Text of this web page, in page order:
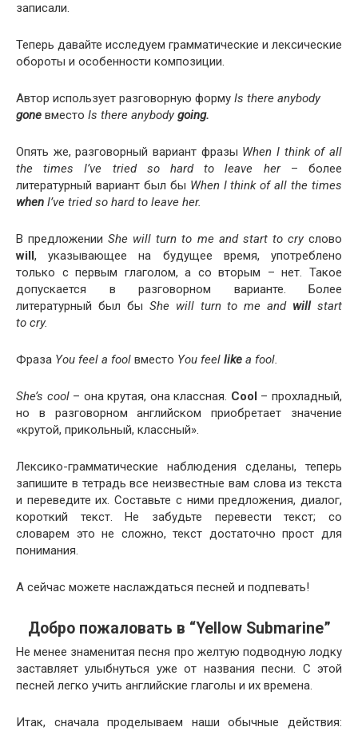
записали.
Теперь давайте исследуем грамматические и лексические
обороты и особенности композиции.
Автор использует разговорную форму Is there any­body
gone вместо Is there any­bodygoing.
Опять же, разговорный вариант фразы When I think of all
the times I’ve tried so hard to leave her– более
литературный вариант был бы When I think of all the times
when I’ve tried so hard to leave her.
В предложенииShe willturnto me and start to cryслово
will, указывающее на будущее время, употреблено
только с первым глаголом, а со вторым – нет. Такое
допускается в разговорном варианте. Более
литературный был бы She will turn to me and willstart
to cry.
Фраза You feel a fool вместо You feel like a fool.
She’s cool– она крутая, она классная. Cool – прохладный,
но в разговорном английском приобретает значение
«крутой, прикольный, классный».
Лексико-грамматические наблюдения сделаны, теперь
запишите в тетрадь все неизвестные вам слова из текста
и переведите их. Составьте с ними предложения, диалог,
короткий текст. Не забудьте перевести текст; со
словарем это не сложно, текст достаточно прост для
понимания.
А сейчас можете наслаждаться песней и подпевать!
Добро пожаловать в “Yellow Submarine”
Не менее знаменитая песня про желтую подводную лодку
заставляет улыбнуться уже от названия песни. С этой
песней легко учить английские глаголы и их времена.
Итак, сначала проделываем наши обычные действия: